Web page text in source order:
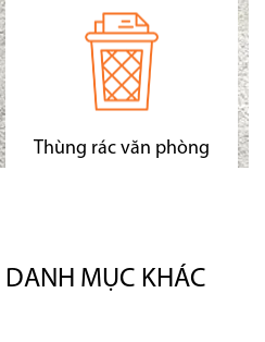
Thùng rác văn phòng
DANH MỤC KHÁC